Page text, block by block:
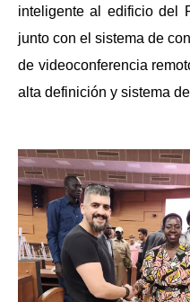
inteligente al edificio del
junto con el sistema de
de videoconferencia
alta definición y sistema